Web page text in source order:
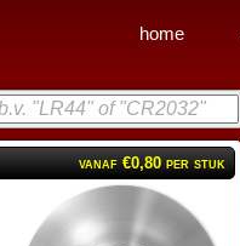
vanaf €0,80 per stuk
home